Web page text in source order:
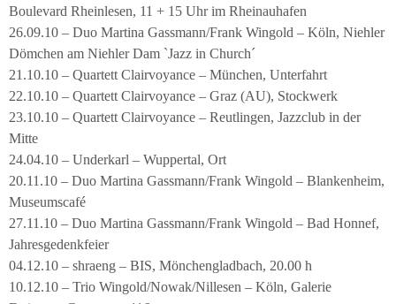
Boulevard Rheinlesen, 11 + 15 Uhr im Rheinauhafen
26.09.10 – Duo Martina Gassmann/Frank Wingold – Köln, Niehler
Dömchen am Niehler Dam `Jazz in Church´
21.10.10 – Quartett Clairvoyance – München, Unterfahrt
22.10.10 – Quartett Clairvoyance – Graz (AU), Stockwerk
23.10.10 – Quartett Clairvoyance – Reutlingen, Jazzclub in der
Mitte
24.04.10 – Underkarl – Wuppertal, Ort
20.11.10 – Duo Martina Gassmann/Frank Wingold – Blankenheim,
Museumscafé
27.11.10 – Duo Martina Gassmann/Frank Wingold – Bad Honnef,
Jahresgedenkfeier
04.12.10 – shraeng – BIS, Mönchengladbach, 20.00 h
10.12.10 – Trio Wingold/Nowak/Nillesen – Köln, Galerie